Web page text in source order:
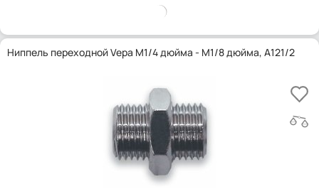
Ниппель переходной Vepa M1/4 дюйма - M1/8 дюйма, A121/2